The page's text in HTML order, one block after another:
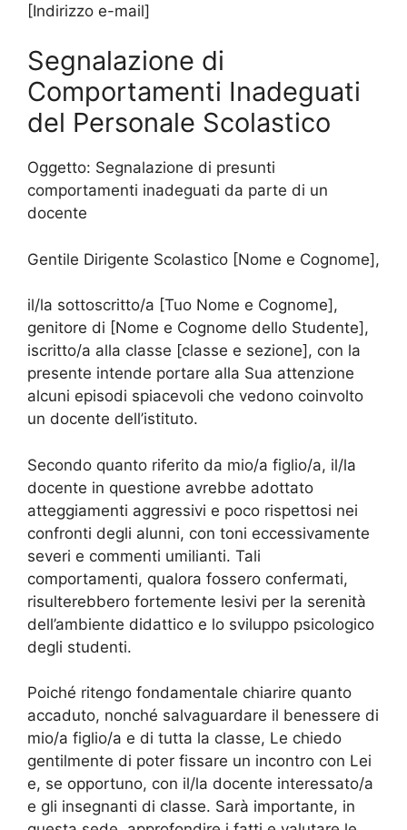
[Indirizzo e-mail]
Segnalazione di
Comportamenti Inadeguati
del Personale Scolastico
Oggetto: Segnalazione di presunti
comportamenti inadeguati da parte di un
docente
Gentile Dirigente Scolastico [Nome e Cognome],
il/la sottoscritto/a [Tuo Nome e Cognome],
genitore di [Nome e Cognome dello Studente],
iscritto/a alla classe [classe e sezione], con la
presente intende portare alla Sua attenzione
alcuni episodi spiacevoli che vedono coinvolto
un docente dell’istituto.
Secondo quanto riferito da mio/a figlio/a, il/la
docente in questione avrebbe adottato
atteggiamenti aggressivi e poco rispettosi nei
confronti degli alunni, con toni eccessivamente
severi e commenti umilianti. Tali
comportamenti, qualora fossero confermati,
risulterebbero fortemente lesivi per la serenità
dell’ambiente didattico e lo sviluppo psicologico
degli studenti.
Poiché ritengo fondamentale chiarire quanto
accaduto, nonché salvaguardare il benessere di
mio/a figlio/a e di tutta la classe, Le chiedo
gentilmente di poter fissare un incontro con Lei
e, se opportuno, con il/la docente interessato/a
e gli insegnanti di classe. Sarà importante, in